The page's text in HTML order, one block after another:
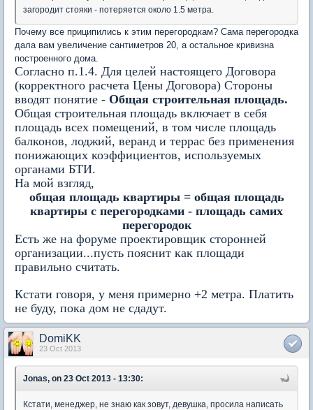
загородит стояки - потеряется около 1.5 метра.
Почему все приципились к этим перегородкам? Сама перегородка
дала вам увеличение сантиметров 20, а остальное кривизна
построенного дома.
Согласно п.1.4. Для целей настоящего Договора
(корректного расчета Цены Договора) Стороны
вводят понятие - Общая строительная площадь.
Общая строительная площадь включает в себя
площадь всех помещений, в том числе площадь
балконов, лоджий, веранд и террас без применения
понижающих коэффициентов, используемых
органами БТИ.
На мой взгляд,
общая площадь квартиры = общая площадь
квартиры с перегородками - площадь самих
перегородок
Есть же на форуме проектировщик сторонней
организации...пусть пояснит как площади
правильно считать.
Кстати говоря, у меня примерно +2 метра. Платить
не буду, пока дом не сдадут.
DomiKK
23 Oct 2013
Jonas, on 23 Oct 2013 - 13:30:
Кстати, менеджер, не знаю как зовут, девушка, просила написать